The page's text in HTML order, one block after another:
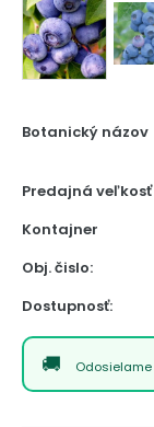
Botanický názov
Predajná veľkosť
Kontajner
Obj. čislo:
Dostupnosť:
Odosielame